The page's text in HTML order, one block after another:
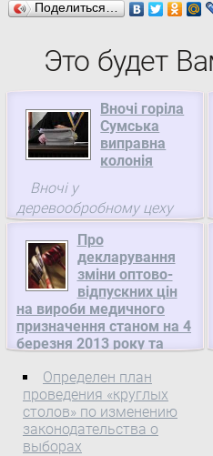
Поделиться…
Это будет
Вночі горіла
Сумська
виправна
колонія
Вночі у
деревообробному цеху
Сумської виправної
колонії № 116 виникла
пожежа на площі 500 м
кВ.
Про
декларування
зміни оптово-
відпускних цін
на вироби медичного
призначення станом на 4
березня 2013 року та
Міністерство охорони
здоров'я України
Про декларування
зміни оптово-відпускних
Определен план
проведения «круглых
столов» по изменению
законодательства о
выборах